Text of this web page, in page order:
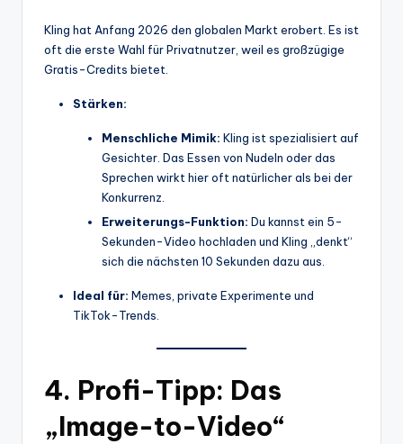
Kling hat Anfang 2026 den globalen Markt erobert. Es ist
oft die erste Wahl für Privatnutzer, weil es großzügige
Gratis-Credits bietet.
Stärken:
Menschliche Mimik: Kling ist spezialisiert auf
Gesichter. Das Essen von Nudeln oder das
Sprechen wirkt hier oft natürlicher als bei der
Konkurrenz.
Erweiterungs-Funktion: Du kannst ein 5-
Sekunden-Video hochladen und Kling „denkt“
sich die nächsten 10 Sekunden dazu aus.
Ideal für: Memes, private Experimente und
TikTok-Trends.
4. Profi-Tipp: Das
„Image-to-Video“